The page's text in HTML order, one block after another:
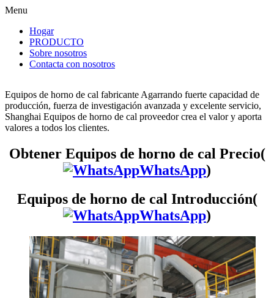
Menu
Hogar
PRODUCTO
Sobre nosotros
Contacta con nosotros
Equipos de horno de cal fabricante Agarrando fuerte capacidad de
producción, fuerza de investigación avanzada y excelente servicio,
Shanghai Equipos de horno de cal proveedor crea el valor y aporta
valores a todos los clientes.
Obtener Equipos de horno de cal Precio(
WhatsApp)
Equipos de horno de cal Introducción(
WhatsApp)